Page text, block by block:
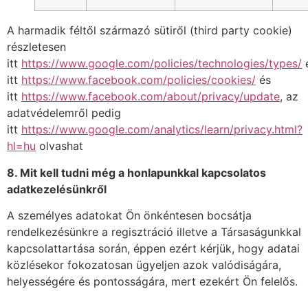
A harmadik féltől származó sütiről (third party cookie)
részletesen
itt https://www.google.com/policies/technologies/types/
itt https://www.facebook.com/policies/cookies/ és
itt https://www.facebook.com/about/privacy/update, az
adatvédelemről pedig
itt https://www.google.com/analytics/learn/privacy.html?
hl=hu olvashat
8. Mit kell tudni még a honlapunkkal kapcsolatos
adatkezelésünkről
A személyes adatokat Ön önkéntesen bocsátja
rendelkezésünkre a regisztráció illetve a Társaságunkkal
kapcsolattartása során, éppen ezért kérjük, hogy adatai
közlésekor fokozatosan ügyeljen azok valódiságára,
helyességére és pontosságára, mert ezekért Ön felelős.